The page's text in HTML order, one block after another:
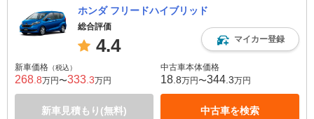
ホンダ フリードハイブリッド
総合評価
4.4 マイカー登録
新車価格 （税込）
268 .8万円〜333 .3万円
新車見積もり(無料)
中古車本体価格
18 .8万円〜344 .3万円
中古車を検索